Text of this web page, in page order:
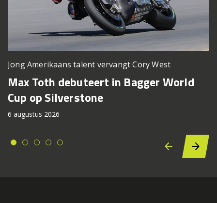
Jong Amerikaans talent vervangt Cory West
Max Toth debuteert in Bagger World
Cup op Silverstone
6 augustus 2026